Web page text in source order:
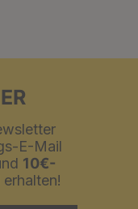
E-Mail
10€-